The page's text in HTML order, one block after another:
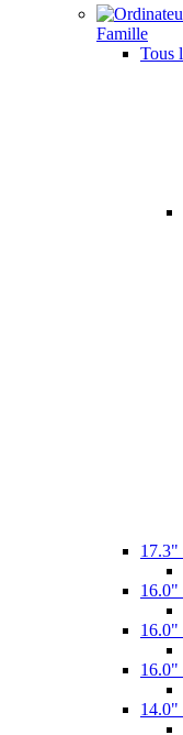
Famille
Tous